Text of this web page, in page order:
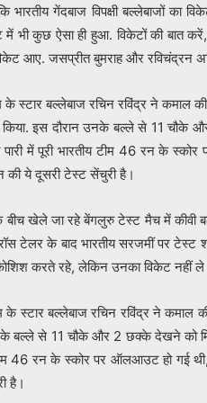
भारतीय गेंदबाज विपक्षी बल्लेबाजों
भी कुछ ऐसा ही हुआ. विकेटों की बात
आए. जसप्रीत बुमराह और रविचंद्रन
स्टार बल्लेबाज रचिन रविंद्र ने कमाल की
इस दौरान उनके बल्ले से 11 चौके और
पारी में पूरी भारतीय टीम 46 रन के
की ये दूसरी टेस्ट सेंचुरी है।
खेले जा रहे बेंगलुरु टेस्ट मैच में कीवी
टेलर के बाद भारतीय सरजमीं पर टेस्ट
करते रहे, लेकिन उनका विकेट नहीं ले
स्टार बल्लेबाज रचिन रविंद्र ने कमाल
बल्ले से 11 चौके और 2 छक्के देखने को
टीम 46 रन के स्कोर पर ऑलआउट हो गई
है।